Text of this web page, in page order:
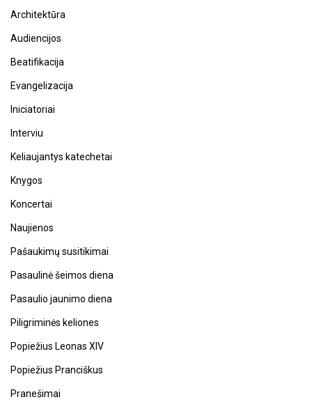
Architektūra
Audiencijos
Beatifikacija
Evangelizacija
Iniciatoriai
Interviu
Keliaujantys katechetai
Knygos
Koncertai
Naujienos
Pašaukimų susitikimai
Pasaulinė šeimos diena
Pasaulio jaunimo diena
Piligriminės keliones
Popiežius Leonas XIV
Popiežius Pranciškus
Pranešimai